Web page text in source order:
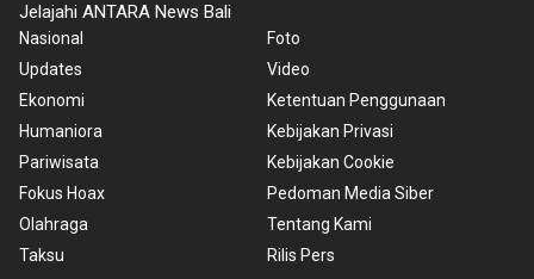
Jelajahi ANTARA News Bali
Nasional
Updates
Ekonomi
Humaniora
Pariwisata
Fokus Hoax
Olahraga
Taksu
Foto
Video
Ketentuan Penggunaan
Kebijakan Privasi
Kebijakan Cookie
Pedoman Media Siber
Tentang Kami
Rilis Pers